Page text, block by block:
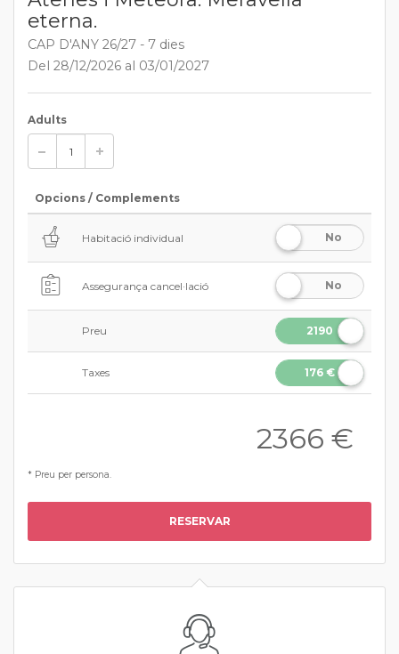
eterna.
CAP D'ANY 26/27 - 7 dies
Del 28/12/2026 al 03/01/2027
Adults
Opcions / Complements
Habitació individual No
Assegurança cancel·lació No
Preu
2190
€
Taxes
176 €
2366 €
* Preu per persona.
RESERVAR